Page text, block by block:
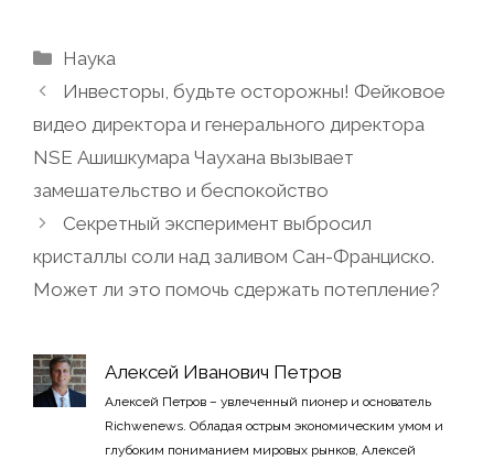
Рубрики
Наука
Инвесторы, будьте осторожны! Фейковое
видео директора и генерального директора
NSE Ашишкумара Чаухана вызывает
замешательство и беспокойство
Секретный эксперимент выбросил
кристаллы соли над заливом Сан-Франциско.
Может ли это помочь сдержать потепление?
Алексей Иванович Петров
Алексей Петров – увлеченный пионер и основатель
Richwenews. Обладая острым экономическим умом и
глубоким пониманием мировых рынков, Алексей